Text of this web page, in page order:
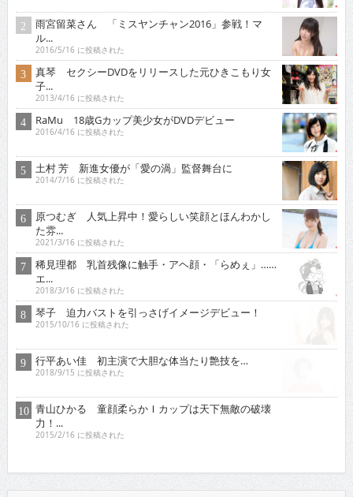
雨宮留菜さん 「ミスヤンチャン2016」参戦！マ
ル...
2016/5/16 に投稿された
真琴 セクシーDVDをリリースした元ひきこもり女
子...
2013/4/16 に投稿された
RaMu 18歳Gカップ美少女がDVDデビュー
2016/4/16 に投稿された
土村 芳 新進女優が「愛の渦」監督舞台に
2014/7/16 に投稿された
原つむぎ 人気上昇中！愛らしい笑顔とほんわかし
た雰...
2021/3/16 に投稿された
稀見理都 乳首残像に触手・アヘ顔・「らめぇ」……
エ...
2018/3/16 に投稿された
琴子 迫力バストを引っさげイメージデビュー！
2015/10/16 に投稿された
行平あい佳 初主演で大胆な体当たり艶技を…
2018/9/15 に投稿された
青山ひかる 童顔柔らかＩカップは天下無敵の破壊
力！...
2015/2/16 に投稿された
オススメインタビュー